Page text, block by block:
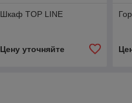
Шкаф TOP LINE
Цену уточняйте